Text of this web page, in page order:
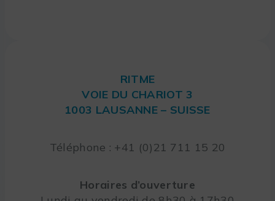
RITME
VOIE DU CHARIOT 3
1003 LAUSANNE – SUISSE
Téléphone : +41 (0)21 711 15 20
Horaires d’ouverture